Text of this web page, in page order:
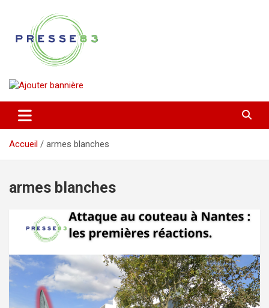
contenu
Presse 83
Accueil armes blanches
armes blanches